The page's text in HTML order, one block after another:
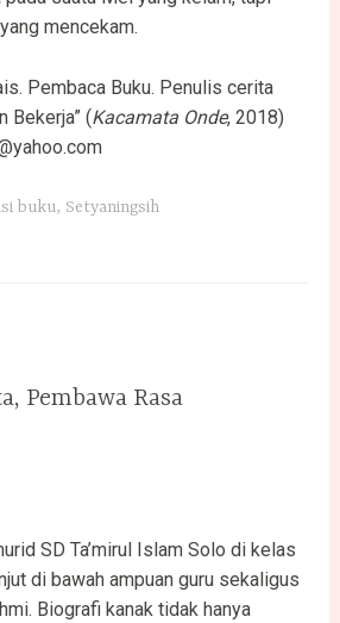
mencekam.
Pembaca Buku. Penulis cerita
Bekerja” (Kacamata Onde, 2018)
buku, Setyaningsih
Pembawa Rasa
SD Ta’mirul Islam Solo di kelas
di bawah ampuan guru sekaligus
Biografi kanak tidak hanya